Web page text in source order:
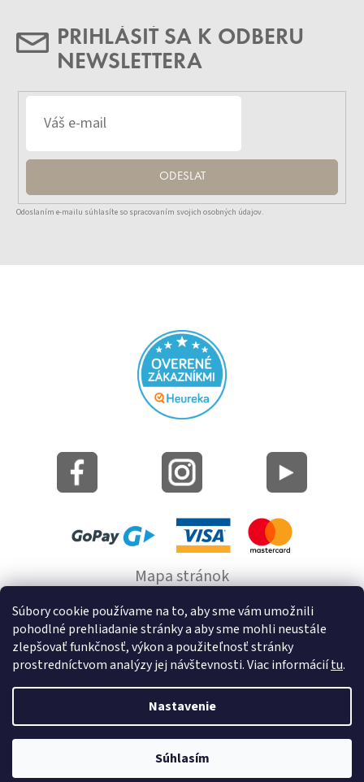
Súbory cookie používame na to, aby sme vám umožnili
pohodlné prehliadanie stránky a aby sme mohli neustále
zlepšovať funkčnosť, výkon a použiteľnosť stránky
prostredníctvom analýzy jej návštevnosti. Viac informáciítu.
Nastavenie
Súhlasím
PRIHLÁSIŤ SA K ODBERU
NEWSLETTERA
ODESLAT
Odoslaním e-mailu súhlasíte so spracovaním svojich osobných údajov.
Mapa stránok
Informácie o cookie
© 2022 GRUND a.s.
Vytvoril Shoptet
Kúpeľňové predložky a doplnky na stenu bez
vŕtania GRUND. Všetky práva vyhradené.